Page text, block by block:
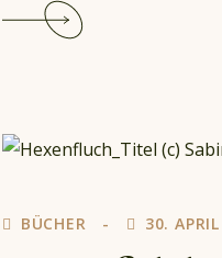
eine
BÜCHER
30.